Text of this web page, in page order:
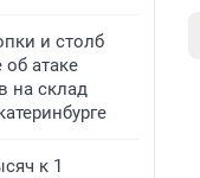
и столб
атаке
на склад
к 1